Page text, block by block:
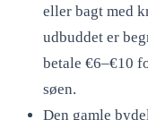
eller bagt med
udbuddet er
betale €6–€10
søen.
Den gamle